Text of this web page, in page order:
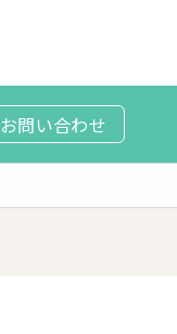
お問い合わせ